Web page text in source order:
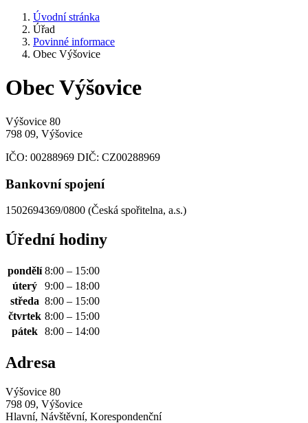
Úvodní stránka
Úřad
Povinné informace
Obec Výšovice
Obec Výšovice
Výšovice 80
798 09, Výšovice
IČO: 00288969 DIČ: CZ00288969
Bankovní spojení
1502694369/0800 (Česká spořitelna, a.s.)
Úřední hodiny
pondělí 8:00 – 15:00
úterý
9:00 – 18:00
středa 8:00 – 15:00
čtvrtek 8:00 – 15:00
pátek 8:00 – 14:00
Adresa
Výšovice 80
798 09, Výšovice
Hlavní, Návštěvní, Korespondenční